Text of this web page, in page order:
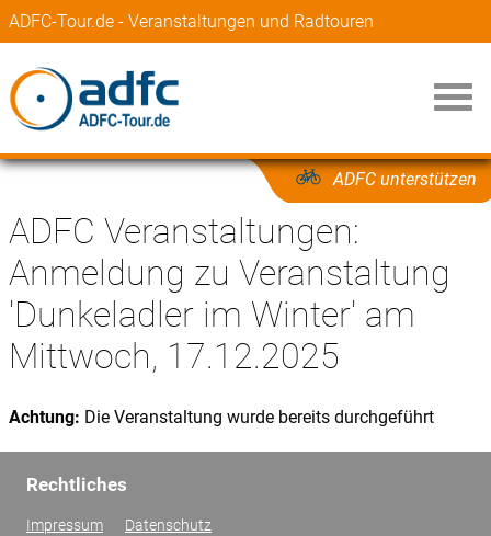
ADFC-Tour.de - Veranstaltungen und Radtouren
ADFC unterstützen
ADFC Veranstaltungen:
Anmeldung zu Veranstaltung
'Dunkeladler im Winter' am
Mittwoch, 17.12.2025
Achtung: Die Veranstaltung wurde bereits durchgeführt
Rechtliches
Impressum Datenschutz